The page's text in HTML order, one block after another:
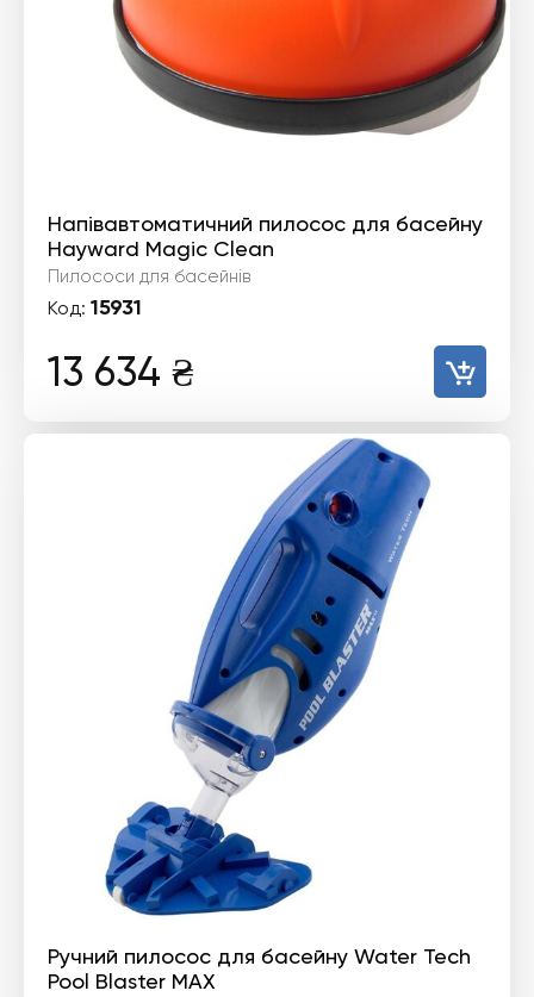
Напівавтоматичний пилосос для басейну
Hayward Magic Clean
Пилососи для басейнів
Код: 15931
13 634 ₴
Ручний пилосос для басейну Water Tech
Pool Blaster MAX